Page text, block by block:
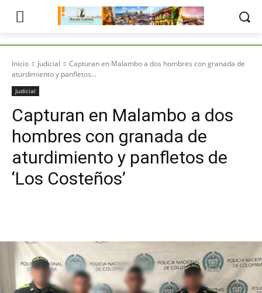
Inicio Judicial
Capturan en Malambo a dos hombres con granada de
aturdimiento y panfletos...
Judicial
Capturan en Malambo a dos
hombres con granada de
aturdimiento y panfletos de
‘Los Costeños’